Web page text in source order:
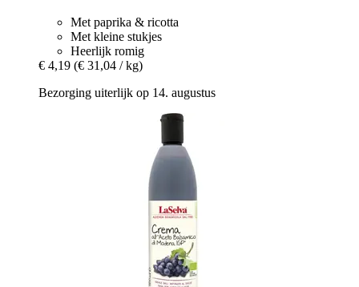
Met paprika & ricotta
Met kleine stukjes
Heerlijk romig
€ 4,19 (€ 31,04 / kg)
Bezorging uiterlijk op 14. augustus